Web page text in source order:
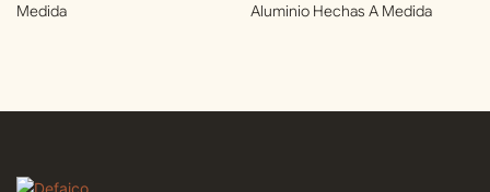
Medida
Aluminio Hechas A Medida